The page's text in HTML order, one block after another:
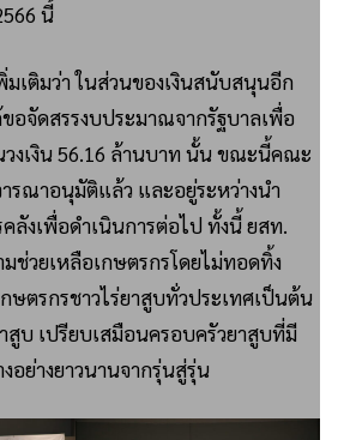
นี้
มเติมว่า ในส่วนของเงินสนับสนุนอีก
อจัดสรรงบประมาณจากรัฐบาลเพื่อ
วงเงิน 56.16 ล้านบาท นั้น ขณะนี้คณะ
รณาอนุมัติแล้ว และอยู่ระหว่างนำ
ลังเพื่อดำเนินการต่อไป ทั้งนี้ ยสท.
ช่วยเหลือเกษตรกรโดยไม่ทอดทิ้ง
ษตรกรชาวไร่ยาสูบทั่วประเทศเป็นต้น
สูบ เปรียบเสมือนครอบครัวยาสูบที่มี
อย่างยาวนานจากรุ่นสู่รุ่น